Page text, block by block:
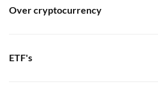
Over cryptocurrency
ETF's